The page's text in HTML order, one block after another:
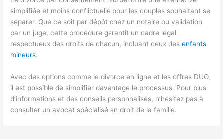
simplifiée et moins conflictuelle pour les couples souhaitant se
séparer. Que ce soit par dépôt chez un notaire ou validation
par un juge, cette procédure garantit un cadre légal
respectueux des droits de chacun, incluant ceux desenfants
mineurs.
Avec des options comme le divorce en ligne et les offres DUO,
il est possible de simplifier davantage le processus. Pour plus
d’informations et des conseils personnalisés, n’hésitez pas à
consulter un avocat spécialisé en droit de la famille.